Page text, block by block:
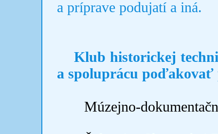
a príprave podujatí a iná.
Klub historickej
a spoluprácu
Múzejno-